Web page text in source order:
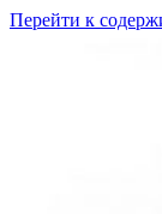
Перейти к